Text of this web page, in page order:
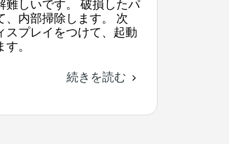
難しいです。 破損したパ
、内部掃除します。 次
スプレイをつけて、起動
。
続きを読む